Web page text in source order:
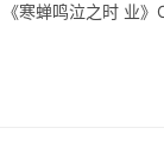
寒蝉鸣泣之时 业》